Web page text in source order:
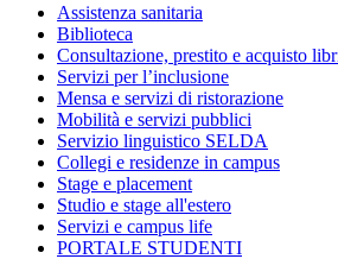
Assistenza sanitaria
Biblioteca
Consultazione, prestito e acquisto
Servizi per l’inclusione
Mensa e servizi di ristorazione
Mobilità e servizi pubblici
Servizio linguistico SELDA
Collegi e residenze in campus
Stage e placement
Studio e stage all'estero
Servizi e campus life
PORTALE STUDENTI